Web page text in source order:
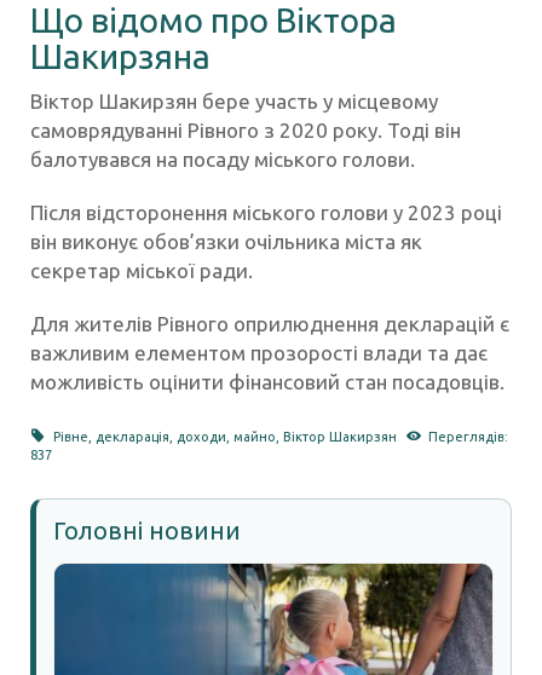
Що відомо про Віктора
Шакирзяна
Віктор Шакирзян бере участь у місцевому
самоврядуванні Рівного з 2020 року. Тоді він
балотувався на посаду міського голови.
Після відсторонення міського голови у 2023 році
він виконує обов’язки очільника міста як
секретар міської ради.
Для жителів Рівного оприлюднення декларацій є
важливим елементом прозорості влади та дає
можливість оцінити фінансовий стан посадовців.
Рівне декларація доходи ,майно ,Віктор Шакирзян
Переглядів:
837
Головні новини